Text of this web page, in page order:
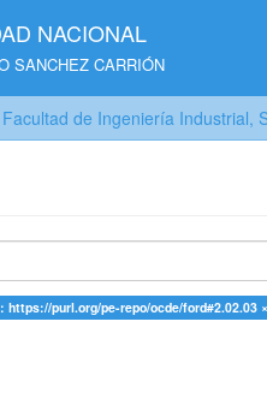
NACIONAL
SANCHEZ CARRIÓN
Facultad de Ingeniería Industrial,
https://purl.org/pe-repo/ocde/ford#2.02.03 ×